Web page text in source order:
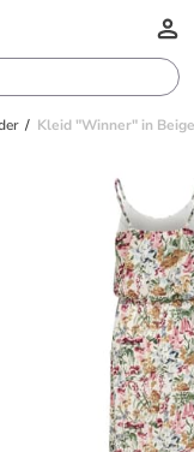
Kleid "Winner" in